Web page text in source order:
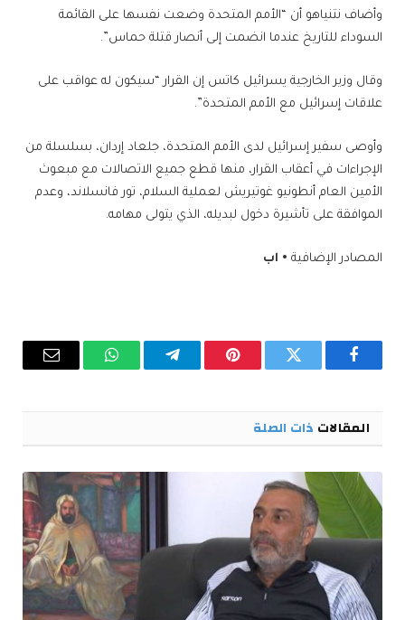
وأضاف نتنياهو أن “الأمم المتحدة وضعت نفسها على القائمة
السوداء للتاريخ عندما انضمت إلى أنصار قتلة حماس”.
وقال وزير الخارجية يسرائيل كاتس إن القرار “سيكون له عواقب على
علاقات إسرائيل مع الأمم المتحدة”.
وأوصى سفير إسرائيل لدى الأمم المتحدة، جلعاد إردان، بسلسلة من
الإجراءات في أعقاب القرار، منها قطع جميع الاتصالات مع مبعوث
الأمين العام أنطونيو غوتيريش لعملية السلام، تور فانسلاند، وعدم
الموافقة على تأشيرة دخول لبديله، الذي يتولى مهامه.
المصادر الإضافية • اب
فيسبوك تويتر بينتيريستتيلقرام واتساب البريد
المقالات ذات الصلة